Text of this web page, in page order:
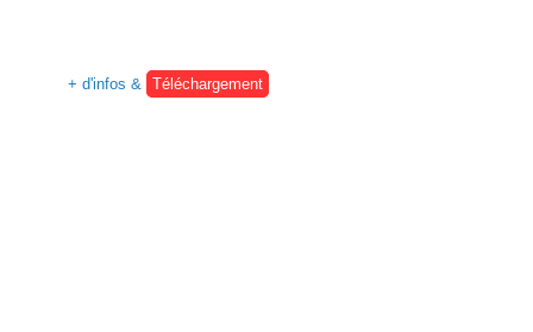
+ d'infos &
Téléchargement